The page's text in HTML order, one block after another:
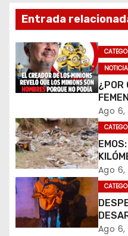
n
d
e
e
n
t
r
a
d
Entrada
¿POR
SU
Ago 6,
Ago 6,
Ago 6,